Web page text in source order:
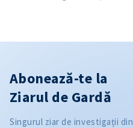
Abonează-te la
Ziarul de Gardă
Singurul ziar de investigații din